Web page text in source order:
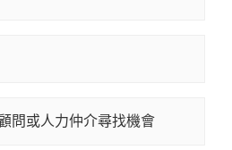
問或人力仲介尋找機會